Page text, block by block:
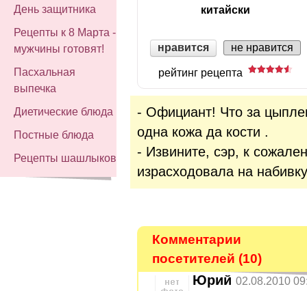
День защитника
Рецепты к 8 Марта -
мужчины готовят!
Пасхальная
выпечка
Диетические блюда
Постные блюда
Рецепты шашлыков
китайски
нравится не нравится
рейтинг рецепта
- Официант! Что за
одна кожа да кости .
- Извините, сэр, к
израсходовала на
Комментарии
посетителей (10)
Юрий 02.08.2010